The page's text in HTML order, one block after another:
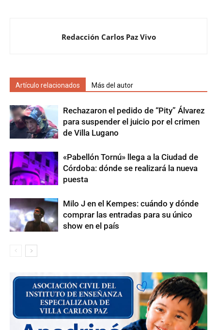
Redacción Carlos Paz Vivo
Artículo relacionados Más del autor
Rechazaron el pedido de “Pity” Álvarez
para suspender el juicio por el crimen
de Villa Lugano
«Pabellón Tornú» llega a la Ciudad de
Córdoba: dónde se realizará la nueva
puesta
Milo J en el Kempes: cuándo y dónde
comprar las entradas para su único
show en el país